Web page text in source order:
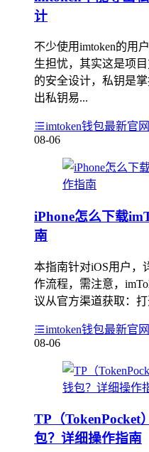
计
不少使用imtoken的用
生担忧，其实这是项
的安全设计，私钥是
出私钥易...
imtoken钱包最新官
08-06
iPhone怎么下载
南
本指南针对iOS用户，
作流程，需注意，
议从官方渠道获取：打
imtoken钱包最新官
08-06
TP（TokenPocket
包？详细操作指南